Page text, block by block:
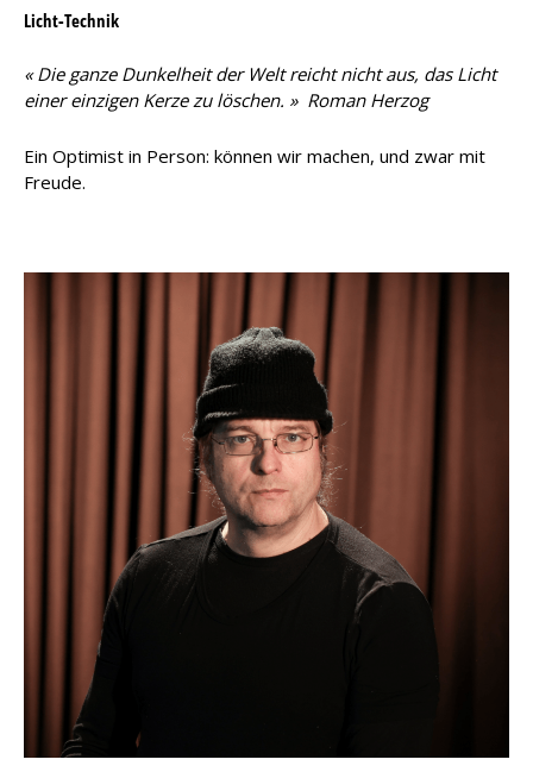
Licht-Technik
« Die ganze Dunkelheit der Welt reicht nicht aus, das Licht
einer einzigen Kerze zu löschen. » Roman Herzog
Ein Optimist in Person: können wir machen, und zwar mit
Freude.